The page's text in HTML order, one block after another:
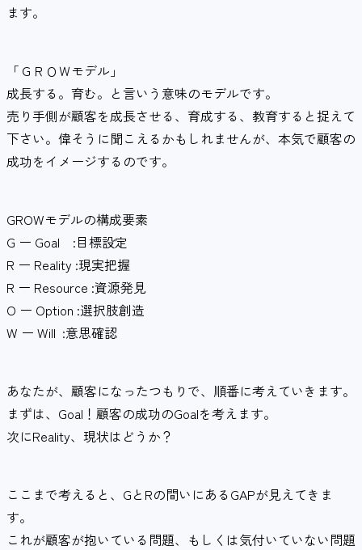
ます。
「ＧＲＯＷモデル」
成長する。育む。と言いう意味のモデルです。
売り手側が顧客を成長させる、育成する、教育すると捉えて
下さい。偉そうに聞こえるかもしれませんが、本気で顧客の
成功をイメージするのです。
GROWモデルの構成要素
G ー Goal :目標設定
R ー Reality :現実把握
R ー Resource :資源発見
O ー Option :選択肢創造
W ー Will :意思確認
あなたが、顧客になったつもりで、順番に考えていきます。
まずは、Goal！顧客の成功のGoalを考えます。
次にReality、現状はどうか？
ここまで考えると、GとRの間いにあるGAPが見えてきま
す。
これが顧客が抱いている問題、もしくは気付いていない問題